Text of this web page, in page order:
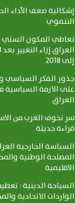
إشكالية ضعف الأداء
التنموي
تعاطي المكون
إلى 2018
جذور الفكر السياسي
على الازمة السياسية
العراق
سر تخوف الغرب من
قراءة حديثة
السياسة الخارجية
المصلحة الوطنية
الاقليمية
السياحة الدينية :
الواردات الاتحادية